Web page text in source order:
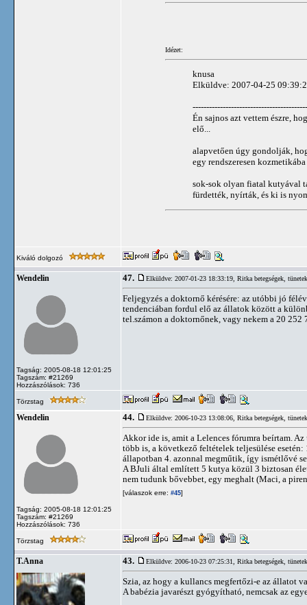
Idézet:
knusa
Elküldve: 2007-04-25
Én sajnos azt vettem észre,
elő...
alapvetően úgy gondolják,
egy rendszeresen
sok-sok olyan fiatal kutyával
fürdették, nyírták, és ki is
Kiváló dolgozó
Wendelin
Tagság: 2005-08-18 12:01:25
Tagszám: #21269
Hozzászólások: 736
47. Elküldve: 2007-01-23 18:33:19, Ritka betegségek, tünetek
Feljegyzés a doktornő kérésére: az utóbbi jó
tendenciában fordul elő az állatok között a
tel.számon a doktornőnek, vagy nekem a 20 252
Törzstag
Wendelin
Tagság: 2005-08-18 12:01:25
Tagszám: #21269
Hozzászólások: 736
44. Elküldve: 2006-10-23 13:08:06, Ritka betegségek, tünetek
Akkor ide is, amit a Lelences fórumra beírtam.
több is, a következő feltételek teljesülése
állapotban 4. azonnal megműtik, így ismétlővé
A BJuli által említett 5 kutya közül 3 biztosan
nem tudunk bővebbet, egy meghalt (Maci, a
[válaszok erre: #45]
Törzstag
T.Anna 43. Elküldve: 2006-10-23 07:25:31, Ritka betegségek, tünetek
Szia, az hogy a kullancs megfertőzi-e az állatot
A babézia javarészt gyógyítható, nemcsak az